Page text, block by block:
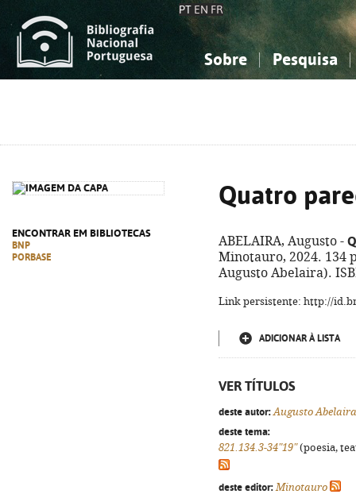
PT EN FR
Sobre Pesquisa
ENCONTRAR EM BIBLIOTECAS
BNP
PORBASE
Quatro
ABELAIRA, Augusto -
Minotauro, 2024. 134
Augusto Abelaira).
Link persistente: http://
ADICIONAR À LISTA
VER TÍTULOS
deste autor: Augusto Abelaira
deste tema:
821.134.3-34"19"(poesia,
deste editor: Minotauro